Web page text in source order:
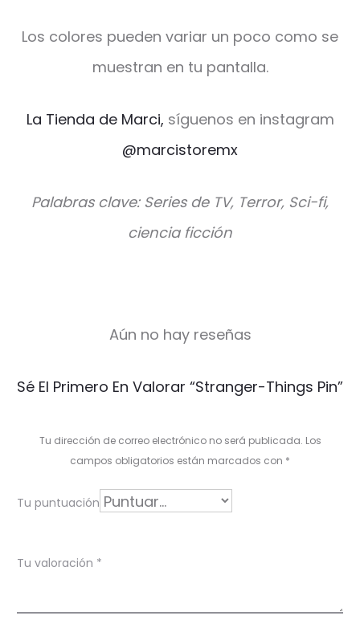
Los colores pueden variar un poco como se
muestran en tu pantalla.
La Tienda de Marci, síguenos en instagram
@marcistoremx
Palabras clave: Series de TV, Terror, Sci-fi,
ciencia ficción
V
a
r
i
o
Aún no hay reseñas
Sé El Primero En Valorar “Stranger-Things Pin”
Tu dirección de correo electrónico no será publicada. Los
campos obligatorios están marcados con *
Tu puntuación
Tu valoración *